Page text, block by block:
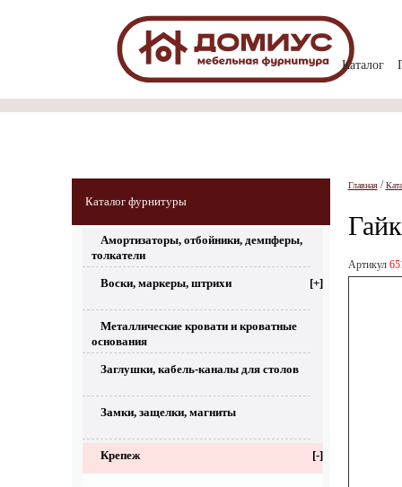
Каталог
Каталог фурнитуры
Амортизаторы, отбойники, демпферы,
толкатели
Воски, маркеры, штрихи [+]
Металлические кровати и кроватные
основания
Заглушки, кабель-каналы для столов
Замки, защелки, магниты
Крепеж [-]
Главная/
Артикул